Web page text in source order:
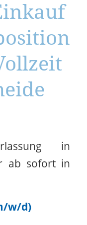
in
ab sofort in
w/d)